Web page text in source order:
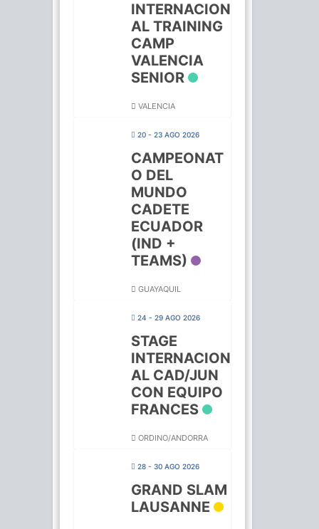
INTERNACION
AL TRAINING
CAMP
VALENCIA
SENIOR
VALENCIA
20 - 23 AGO 2026
CAMPEONAT
O DEL
MUNDO
CADETE
ECUADOR
(IND +
TEAMS)
GUAYAQUIL
24 - 29 AGO 2026
STAGE
INTERNACION
AL CAD/JUN
CON EQUIPO
FRANCES
ORDINO/ANDORRA
28 - 30 AGO 2026
GRAND SLAM
LAUSANNE